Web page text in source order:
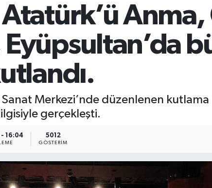
Atatürk’ü
Eyüpsultan’da
Merkezi’nde düzenlenen kutlama
gerçekleşti.
16:04 5012
GÖSTERIM